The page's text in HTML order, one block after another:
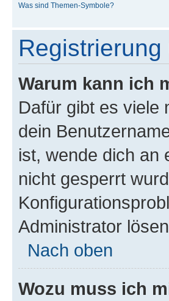
Was sind Themen-Symbole?
Warum kann ich
Dafür gibt es viele
dein
ist, wende dich an
nicht gesperrt
Administrator
Nach oben
Wozu muss ich